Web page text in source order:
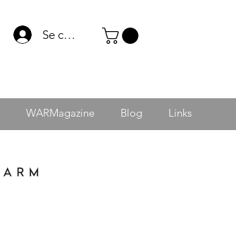
Se connecter
WARMagazine Blog Links